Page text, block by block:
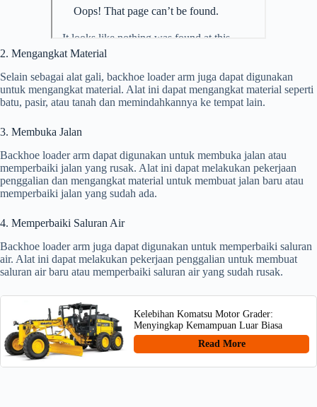
2. Mengangkat Material
Selain sebagai alat gali, backhoe loader arm juga dapat digunakan
untuk mengangkat material. Alat ini dapat mengangkat material seperti
batu, pasir, atau tanah dan memindahkannya ke tempat lain.
3. Membuka Jalan
Backhoe loader arm dapat digunakan untuk membuka jalan atau
memperbaiki jalan yang rusak. Alat ini dapat melakukan pekerjaan
penggalian dan mengangkat material untuk membuat jalan baru atau
memperbaiki jalan yang sudah ada.
4. Memperbaiki Saluran Air
Backhoe loader arm juga dapat digunakan untuk memperbaiki saluran
air. Alat ini dapat melakukan pekerjaan penggalian untuk membuat
saluran air baru atau memperbaiki saluran air yang sudah rusak.
Kelebihan Komatsu Motor Grader:
Menyingkap Kemampuan Luar Biasa
Read More